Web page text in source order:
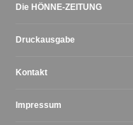
Die HÖNNE-ZEITUNG
Druckausgabe
Kontakt
Impressum